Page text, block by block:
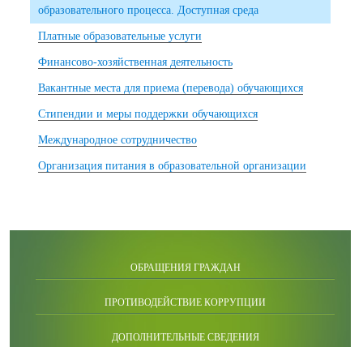
образовательного процесса. Доступная среда
Платные образовательные услуги
Финансово-хозяйственная деятельность
Вакантные места для приема (перевода) обучающихся
Стипендии и меры поддержки обучающихся
Международное сотрудничество
Организация питания в образовательной организации
ОБРАЩЕНИЯ ГРАЖДАН
ПРОТИВОДЕЙСТВИЕ КОРРУПЦИИ
ДОПОЛНИТЕЛЬНЫЕ СВЕДЕНИЯ